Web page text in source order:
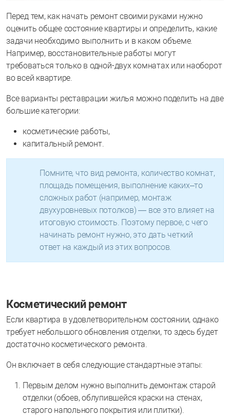
Перед тем, как начать ремонт своими руками нужно
оценить общее состояние квартиры и определить, какие
задачи необходимо выполнить и в каком объеме.
Например, восстановительные работы могут
требоваться только в одной-двух комнатах или наоборот
во всей квартире.
Все варианты реставрации жилья можно поделить на две
большие категории:
косметические работы,
капитальный ремонт.
Помните, что вид ремонта, количество комнат,
площадь помещения, выполнение каких–то
сложных работ (например, монтаж
двухуровневых потолков) — все это влияет на
итоговую стоимость. Поэтому первое, с чего
начинать ремонт нужно, это дать четкий
ответ на каждый из этих вопросов.
Косметический ремонт
Если квартира в удовлетворительном состоянии, однако
требует небольшого обновления отделки, то здесь будет
достаточно косметического ремонта.
Он включает в себя следующие стандартные этапы:
Первым делом нужно выполнить демонтаж старой
отделки (обоев, облупившейся краски на стенах,
старого напольного покрытия или плитки).